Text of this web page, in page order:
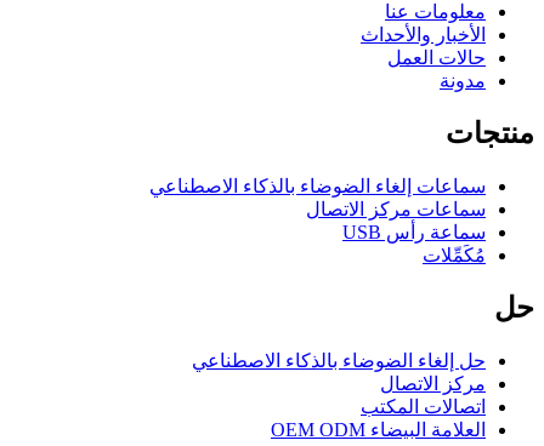
معلومات عنا
الأخبار والأحداث
حالات العمل
مدونة
منتجات
سماعات إلغاء الضوضاء بالذكاء الاصطناعي
سماعات مركز الاتصال
سماعة رأس USB
مُكَمِّلات
حل
حل إلغاء الضوضاء بالذكاء الاصطناعي
مركز الاتصال
اتصالات المكتب
العلامة البيضاء OEM ODM